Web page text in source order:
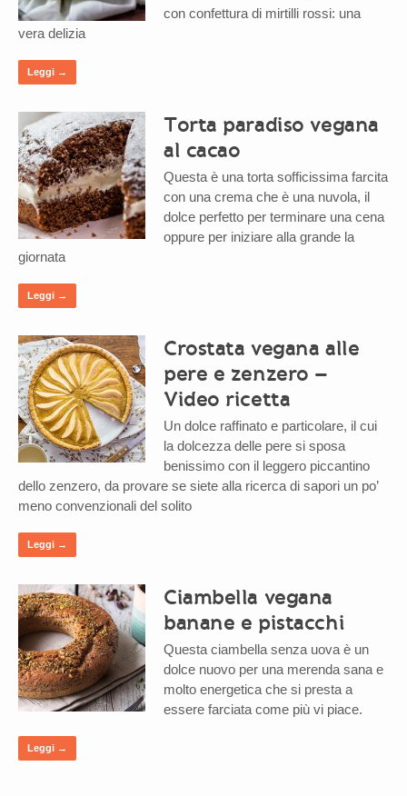
con confettura di mirtilli rossi: una
vera delizia
Leggi →
Torta paradiso vegana
al cacao
Questa è una torta sofficissima farcita
con una crema che è una nuvola, il
dolce perfetto per terminare una cena
oppure per iniziare alla grande la
giornata
Leggi →
Crostata vegana alle
pere e zenzero –
Video ricetta
Un dolce raffinato e particolare, il cui
la dolcezza delle pere si sposa
benissimo con il leggero piccantino
dello zenzero, da provare se siete alla ricerca di sapori un po’
meno convenzionali del solito
Leggi →
Ciambella vegana
banane e pistacchi
Questa ciambella senza uova è un
dolce nuovo per una merenda sana e
molto energetica che si presta a
essere farciata come più vi piace.
Leggi →